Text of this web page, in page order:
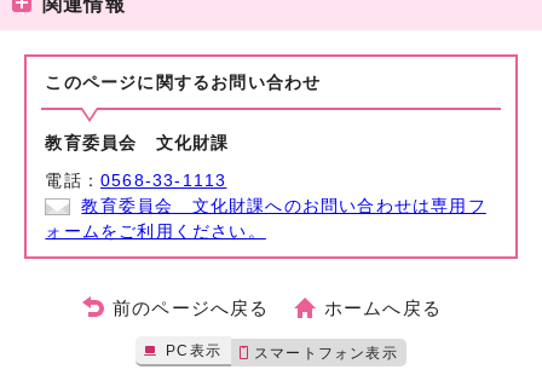
このページに関する お問い合わせ
教育委員会 文化財課
電話：0568-33-1113
教育委員会 文化財課へのお問い合わせは専用フ
ォームをご利用ください。
前のページへ戻る ホームへ戻る
PC表示 スマートフォン表示